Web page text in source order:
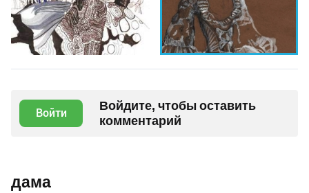
Войти
Войдите, чтобы оставить
комментарий
дама